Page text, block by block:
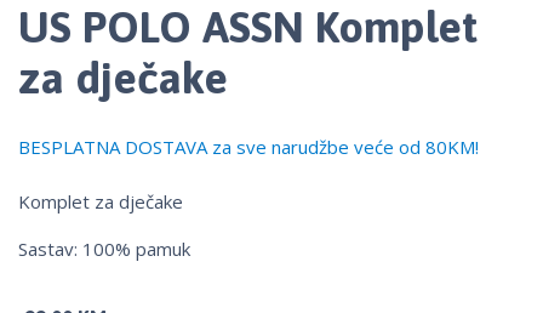
US POLO ASSN Komplet
za dječake
BESPLATNA DOSTAVA za sve narudžbe veće od 80KM!
Komplet za dječake
Sastav: 100% pamuk